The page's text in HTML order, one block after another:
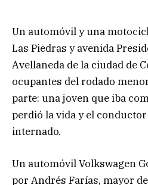
Un automóvil y una
Las Piedras y avenida
Avellaneda de la ciudad de
ocupantes del rodado
parte: una joven que iba
perdió la vida y el
internado.
Un automóvil Volkswagen
por Andrés Farías, mayor